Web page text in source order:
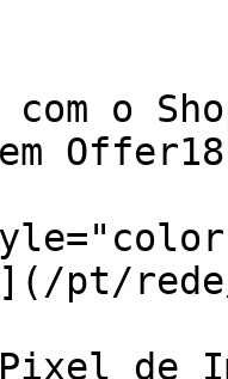
o
pt/
de